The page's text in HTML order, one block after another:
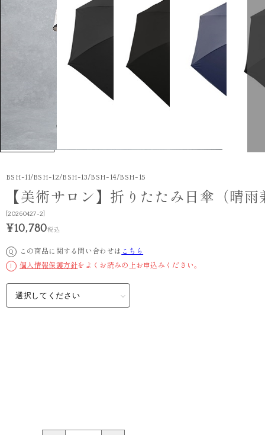
BSH-11/BSH-12/BSH-13/BSH-14/BSH-15
【美術サロン】折りたたみ日傘（晴
[20260427-2]
¥10,780税込
Q この商品に関する問い合わせは こちら
! 個人情報保護方針をよくお読みの上お申込みください。